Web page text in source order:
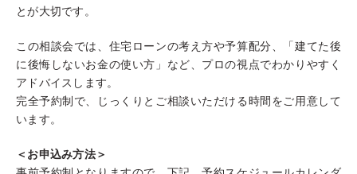
とが大切です。
この相談会では、住宅ローンの考え方や予算配分、「建てた後
に後悔しないお金の使い方」など、プロの視点でわかりやすく
アドバイスします。
完全予約制で、じっくりとご相談いただける時間をご用意して
います。
＜お申込み方法＞